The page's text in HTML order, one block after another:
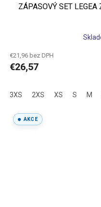
ZÁPASOVÝ SET
€21,96 bez DPH
€26,57
3XS 2XS XS S M
AKCE